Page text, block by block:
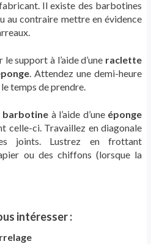
Il existe des barbotines
au contraire mettre en évidence
le support à l’aide d’une raclette
. Attendez une demi-heure
temps de prendre.
barbotine à l’aide d’une éponge
celle-ci. Travaillez en diagonale
joints. Lustrez en frottant
ou des chiffons (lorsque la
intéresser :